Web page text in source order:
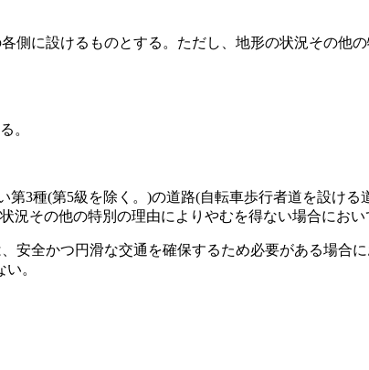
側に設けるものとする。 ただし、地形の状況その他
。
第3種(第5級を除く。)の道路(自転車歩行者道を設ける
況その他の特別の理由によりやむを得ない場合におい
安全かつ円滑な交通を確保するため必要がある場合
。